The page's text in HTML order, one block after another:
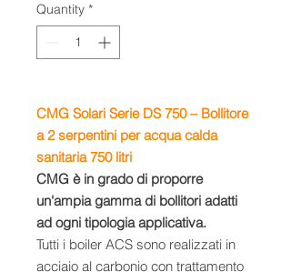
Quantity *
CMG Solari Serie DS 750 – Bollitore
a 2 serpentini per acqua calda
sanitaria 750 litri
CMG è in grado di proporre
un'ampia gamma di bollitori adatti
ad ogni tipologia applicativa.
Tutti i boiler ACS sono realizzati in
acciaio al carbonio con trattamento